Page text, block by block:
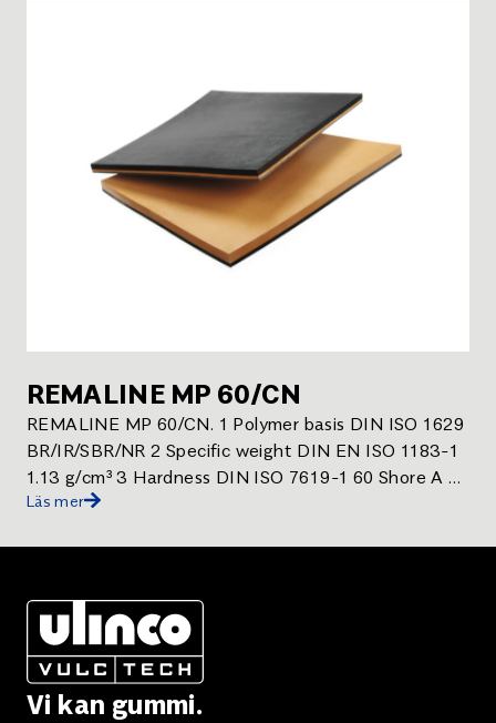
REMALINE MP 60/CN
REMALINE MP 60/CN. 1 Polymer basis DIN ISO 1629
BR/IR/SBR/NR 2 Specific weight DIN EN ISO 1183-1
1.13 g/cm³ 3 Hardness DIN ISO 7619-1 60 Shore A 10
Läs mer
Vi kan gummi.